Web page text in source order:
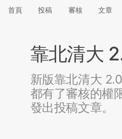
首頁 投稿 審核 文章
靠北清大
新版靠北清大
都有了審核的權
發出投稿文章。